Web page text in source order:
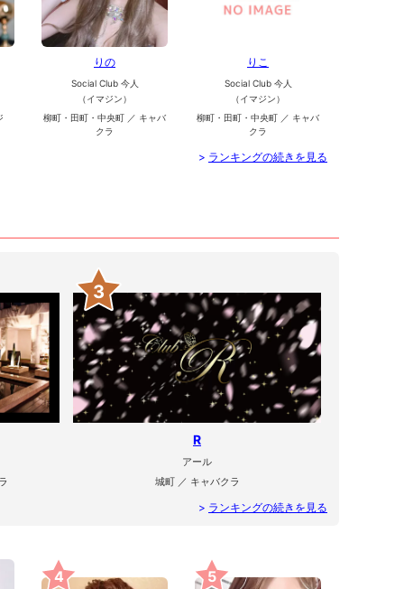
りの
Social Club 今人
（イマジン）
柳町・田町・中央町 ／ キャバ
クラ
りこ
Social Club 今人
（イマジン）
柳町・田町・中央町 ／ キャバ
クラ
> ランキングの続きを見る
3
R
アール
城町 ／ キャバクラ
> ランキングの続きを見る
4 5